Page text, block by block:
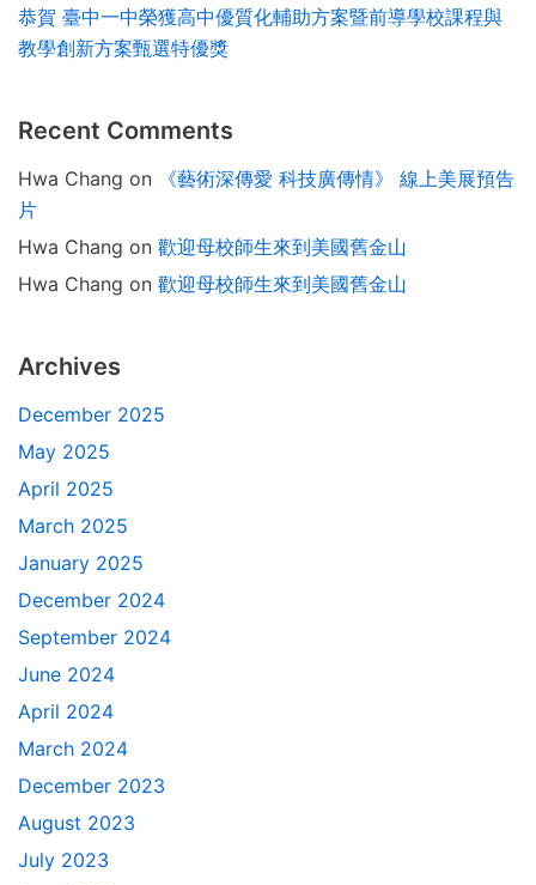
恭賀 臺中一中榮獲高中優質化輔助方案暨前導學校課程與
教學創新方案甄選特優獎
Recent Comments
Hwa Chang on
《藝術深傳愛 科技廣傳情》 線上美展預告
片
Hwa Chang on 歡迎母校師生來到美國舊金山
Hwa Chang on 歡迎母校師生來到美國舊金山
Archives
December 2025
May 2025
April 2025
March 2025
January 2025
December 2024
September 2024
June 2024
April 2024
March 2024
December 2023
August 2023
July 2023